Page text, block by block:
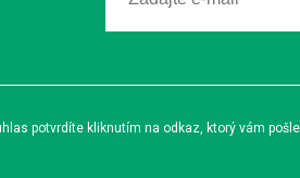
potvrdíte kliknutím na odkaz, ktorý vám